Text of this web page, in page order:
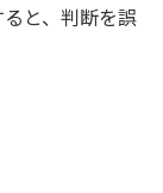
と、判断を誤